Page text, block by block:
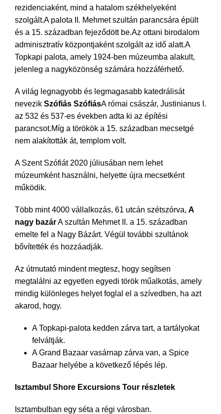
rezidenciaként, mind a hatalom székhelyeként
szolgált.A palota II. Mehmet szultán parancsára épült
és a 15. században fejeződött be.Az ottani birodalom
adminisztratív központjaként szolgált az idő alatt.A
Topkapi palota, amely 1924-ben múzeumba alakult,
jelenleg a nagyközönség számára hozzáférhető.
A világ legnagyobb és legmagasabb katedrálisát
nevezik Szófiás SzófiásA római császár, Justinianus I.
az 532 és 537-es években adta ki az építési
parancsot.Míg a törökök a 15. században mecsetgé
nem alakították át, templom volt.
A Szent Szófiát 2020 júliusában nem lehet
múzeumként használni, helyette újra mecsetként
működik.
Több mint 4000 vállalkozás, 61 utcán szétszórva, A
nagy bazárA szultán Mehmet II. a 15. században
emelte fel a Nagy Bázárt. Végül további szultánok
bővítették és hozzáadják.
Az útmutató mindent megtesz, hogy segítsen
megtalálni az egyetlen egyedi török műalkotás, amely
mindig különleges helyet foglal el a szívedben, ha azt
akarod, hogy.
A Topkapi-palota kedden zárva tart, a tartályokat
felváltják.
A Grand Bazaar vasárnap zárva van, a Spice
Bazaar helyébe a következő lépés lép.
Isztambul Shore Excursions Tour részletek
Isztambulban egy séta a régi városban.